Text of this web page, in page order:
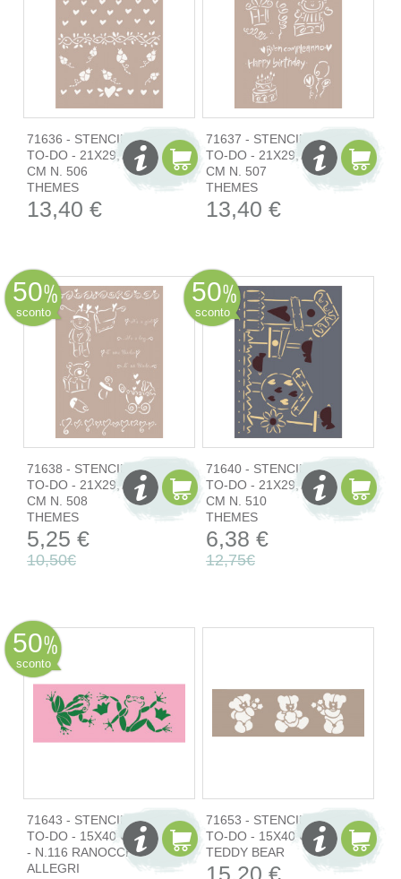
71636 - STENCIL
TO-DO - 21X29,7
CM N. 506
THEMES
13,40 €
71637 - STENCIL
TO-DO - 21X29,7
CM N. 507
THEMES
13,40 €
50
sconto
71638 - STENCIL
TO-DO - 21X29,7
CM N. 508
THEMES
5,25 €
10,50€
50
sconto
71640 - STENCIL
TO-DO - 21X29,7
CM N. 510
THEMES
6,38 €
12,75€
50
sconto
71643 - STENCIL
TO-DO - 15X40 CM
- N.116 RANOCCHI
ALLEGRI
71653 - STENCIL
TO-DO - 15X40 CM
TEDDY BEAR
15,20 €